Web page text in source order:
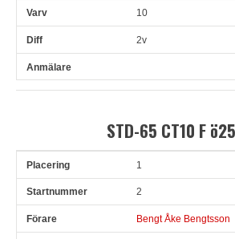
10
2v
STD-65 CT10 F
Pl Snr 1
2
Bengt Åke Bengtsson